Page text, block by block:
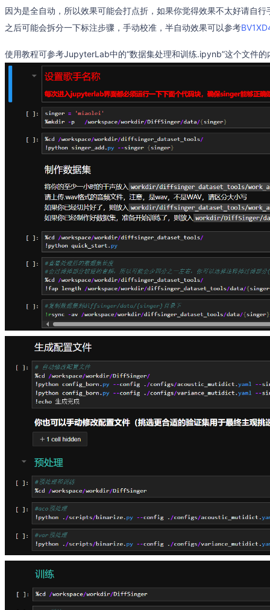
因为是全自动，所以效果可能会打点折，如果你觉得效果不太好请自
之后可能会拆分一下标注步骤，手动校准，半自动效果可以参考
使用教程可参考JupyterLab中的“数据集处理和训练.ipynb”这个文件的